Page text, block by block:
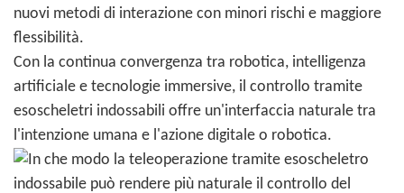
nuovi metodi di interazione con minori rischi e maggiore
flessibilità.
Con la continua convergenza tra robotica, intelligenza
artificiale e tecnologie immersive, il controllo tramite
esoscheletri indossabili offre un'interfaccia naturale tra
l'intenzione umana e l'azione digitale o robotica.